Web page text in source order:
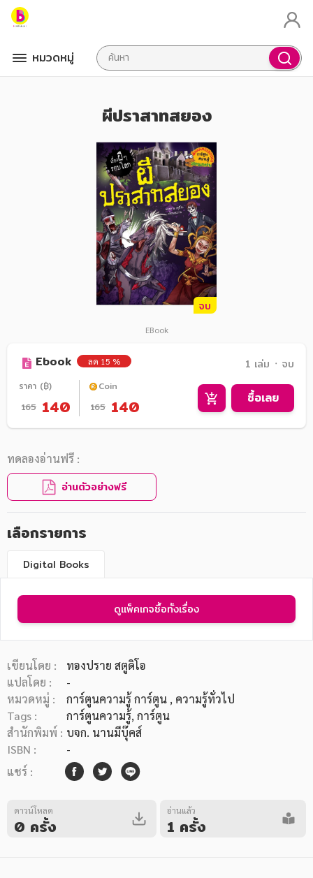
หมวดหมู่
หมวดหมู่หนังสือ
หมวดหมู่ยอดนิยม
หนังสือออกใหม่ หนังสือยอดนิยม หนังสือเช่า
ผีปราสาทสยอง
จบ
EBook
Ebook ลด 15 % 1 เล่ม ᛫ จบ
ราคา (฿)
165 140
Coin
165 140 ซื้อเลย
ทดลองอ่านฟรี :
อ่านตัวอย่างฟรี
เลือกรายการ
Digital Books
ดูแพ็คเกจซื้อทั้งเรื่อง
เขียนโดย :
ทองปราย สตูดิโอ
แปลโดย :
-
หมวดหมู่ :
การ์ตูนความรู้ การ์ตูน , ความรู้ทั่วไป
Tags :
การ์ตูนความรู้, การ์ตูน
สำนักพิมพ์ : บจก. นานมีบุ๊คส์
ISBN :
-
แชร์ :
ดาวน์โหลด
0 ครั้ง
อ่านแล้ว
1 ครั้ง